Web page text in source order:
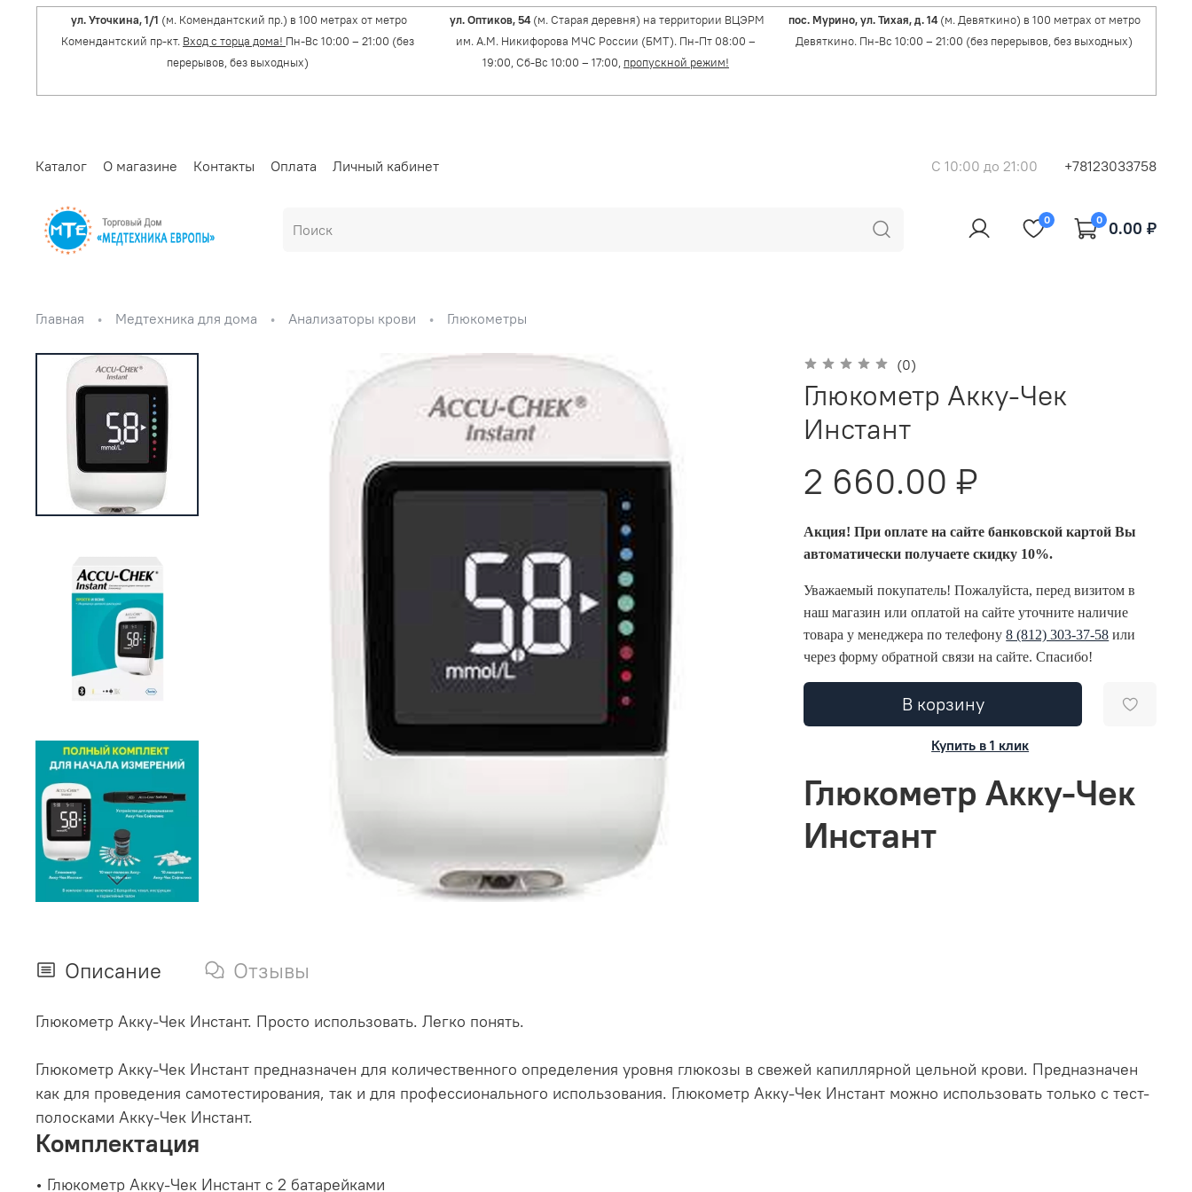
ул. Уточкина, 1/1 (м. Комендантский пр.) в 100 метрах от метро
Комендантский пр-кт. Вход с торца дома! Пн-Вс 10:00 – 21:00 (без
перерывов, без выходных)
ул. Оптиков, 54 (м. Старая деревня) на территории ВЦЭРМ
им. А.М. Никифорова МЧС России (БМТ). Пн-Пт 08:00 –
19:00, Сб-Вс 10:00 – 17:00, пропускной режим!
пос. Мурино, ул. Тихая, д. 14(м. Девяткино) в 100 метрах от метро
Девяткино. Пн-Вс 10:00 – 21:00 (без перерывов, без выходных)
Каталог О магазине Контакты Оплата Личный кабинет C 10:00 до 21:00 +78123033758
0 0 0.00 ₽
Главная Медтехника для дома Анализаторы крови Глюкометры
(0)
Глюкометр Акку-Чек
Инстант
2 660.00 ₽
Акция! При оплате на сайте банковской картой Вы
автоматически получаете скидку 10%.
Уважаемый покупатель! Пожалуйста, перед визитом в
наш магазин или оплатой на сайте уточните наличие
товара у менеджера по телефону8 (812) 303-37-58 или
через форму обратной связи на сайте. Спасибо!
В корзину
Купить в 1 клик
Глюкометр Акку-Чек
Инстант
Описание Отзывы
Глюкометр Акку-Чек Инстант. Просто использовать. Легко понять.
Глюкометр Акку-Чек Инстант предназначен для количественного определения уровня глюкозы в свежей капиллярной цельной крови. Предназначен
как для проведения самотестирования, так и для профессионального использования. Глюкометр Акку-Чек Инстант можно использовать только с тест-
полосками Акку-Чек Инстант.
Комплектация
• Глюкометр Акку-Чек Инстант с 2 батарейками